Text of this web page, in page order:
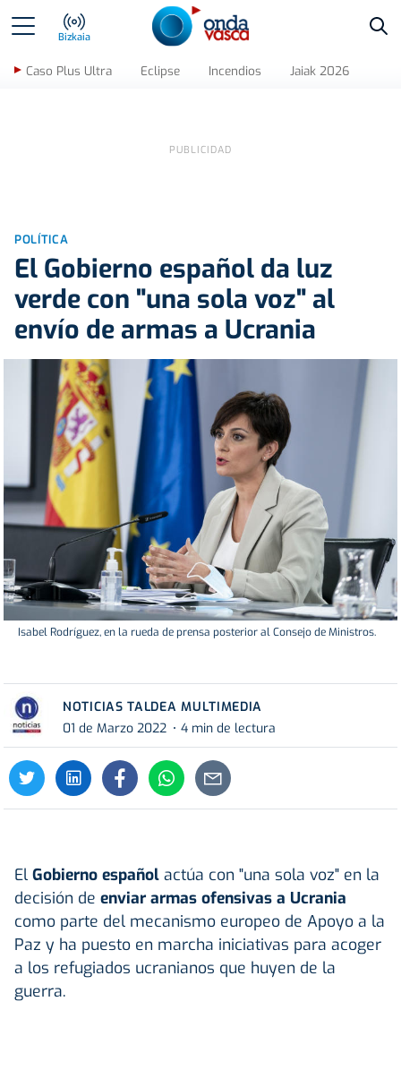
Bizkaia
Caso Plus Ultra Eclipse Incendios Jaiak 2026
POLÍTICA
El Gobierno español da luz
verde con "una sola voz" al
envío de armas a Ucrania
Isabel Rodríguez, en la rueda de prensa posterior al Consejo de Ministros.
NOTICIAS TALDEA MULTIMEDIA
01 de Marzo 2022
4 min de lectura
El Gobierno español actúa con "una sola voz" en la
decisión de enviar armas ofensivas a Ucrania
como parte del mecanismo europeo de Apoyo a la
Paz y ha puesto en marcha iniciativas para acoger
a los refugiados ucranianos que huyen de la
guerra.